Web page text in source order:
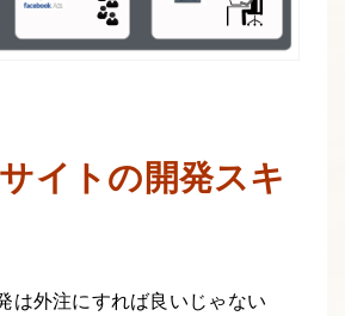
イトの開発スキ
は外注にすれば良いじゃない